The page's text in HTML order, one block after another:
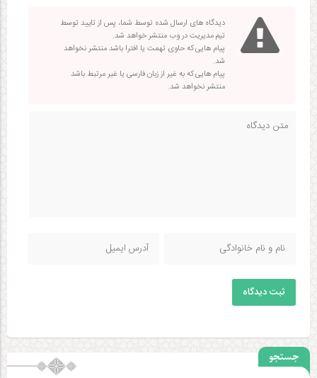
دیدگاه های ارسال شده توسط شما، پس از تایید توسط
تیم مدیریت در وب منتشر خواهد شد.
پیام هایی که حاوی تهمت یا افترا باشد منتشر نخواهد
شد.
پیام هایی که به غیر از زبان فارسی یا غیر مرتبط باشد
منتشر نخواهد شد.
ثبت دیدگاه
جستجو